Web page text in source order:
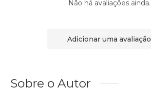
Não há avaliações ainda.
Adicionar uma avaliação
Sobre o Autor